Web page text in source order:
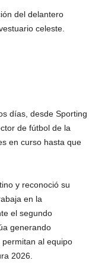
del delantero
celeste.
días, desde Sporting
de fútbol de la
en curso hasta que
y reconoció su
en la
el segundo
generando
al equipo
2026.